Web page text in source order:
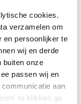
cookies.
verzamelen om
en persoonlijker te
wij en derde
buiten onze
passen wij en
aan
te klikken ga
muur egaal
vochtige
AAN?
met een harde